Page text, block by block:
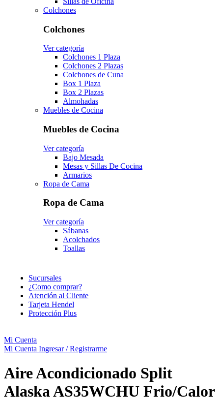
Colchones
Colchones
Ver categoría
Colchones 1 Plaza
Colchones 2 Plazas
Colchones de Cuna
Box 1 Plaza
Box 2 Plazas
Almohadas
Muebles de Cocina
Muebles de Cocina
Ver categoría
Bajo Mesada
Mesas y Sillas De Cocina
Armarios
Ropa de Cama
Ropa de Cama
Ver categoría
Sábanas
Acolchados
Toallas
Sucursales
¿Como comprar?
Atención al Cliente
Tarjeta Hendel
Protección Plus
Mi Cuenta
Mi Cuenta Ingresar / Registrarme
Aire Acondicionado Split
Alaska AS35WCHU Frio/Calor